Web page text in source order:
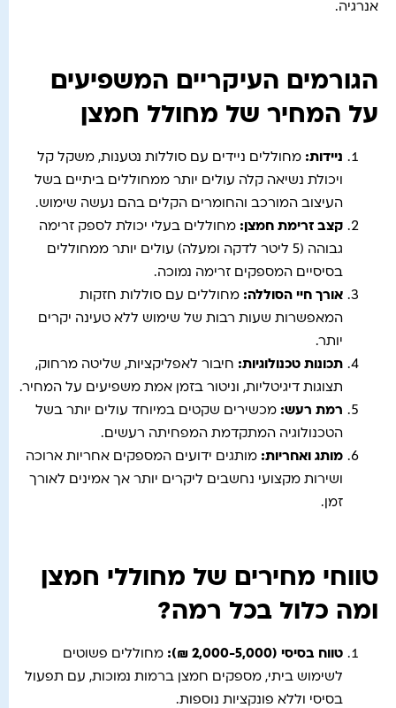
אנרגיה.
הגורמים העיקריים המשפיעים
על המחיר של מחולל חמצן
ניידות: מחוללים ניידים עם סוללות נטענות, משקל קל
ויכולת נשיאה קלה עולים יותר ממחוללים ביתיים בשל
העיצוב המורכב והחומרים הקלים בהם נעשה שימוש.
קצב זרימת חמצן : מחוללים בעלי יכולת לספק זרימה
גבוהה (5 ליטר לדקה ומעלה) עולים יותר ממחוללים
בסיסיים המספקים זרימה נמוכה.
אורך חיי הסוללה: מחוללים עם סוללות חזקות
המאפשרות שעות רבות של שימוש ללא טעינה יקרים
יותר.
תכונות טכנולוגיות: חיבור לאפליקציות, שליטה מרחוק,
תצוגות דיגיטליות, וניטור בזמן אמת משפיעים על המחיר.
רמת רעש: מכשירים שקטים במיוחד עולים יותר בשל
הטכנולוגיה המתקדמת המפחיתה רעשים.
מותג ואחריות: מותגים ידועים המספקים אחריות ארוכה
ושירות מקצועי נחשבים ליקרים יותר אך אמינים לאורך
זמן.
טווחי מחירים של מחוללי חמצן
ומה כלול בכל רמה?
טווח בסיסי (2,000-5,000
₪
): מחוללים פשוטים
לשימוש ביתי, מספקים חמצן ברמות נמוכות, עם תפעול
בסיסי וללא פונקציות נוספות.